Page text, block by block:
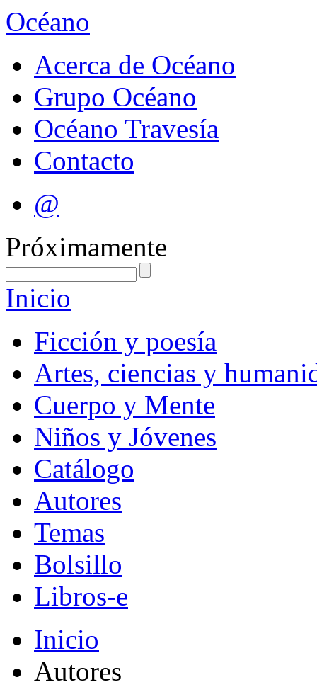
Océano
Acerca de Océano
Grupo Océano
Océano Travesía
Contacto
@
Próximamente
Inicio
Ficción y poesía
Artes, ciencias y
Cuerpo y Mente
Niños y Jóvenes
Catálogo
Autores
Temas
Bolsillo
Libros-e
Inicio
Autores